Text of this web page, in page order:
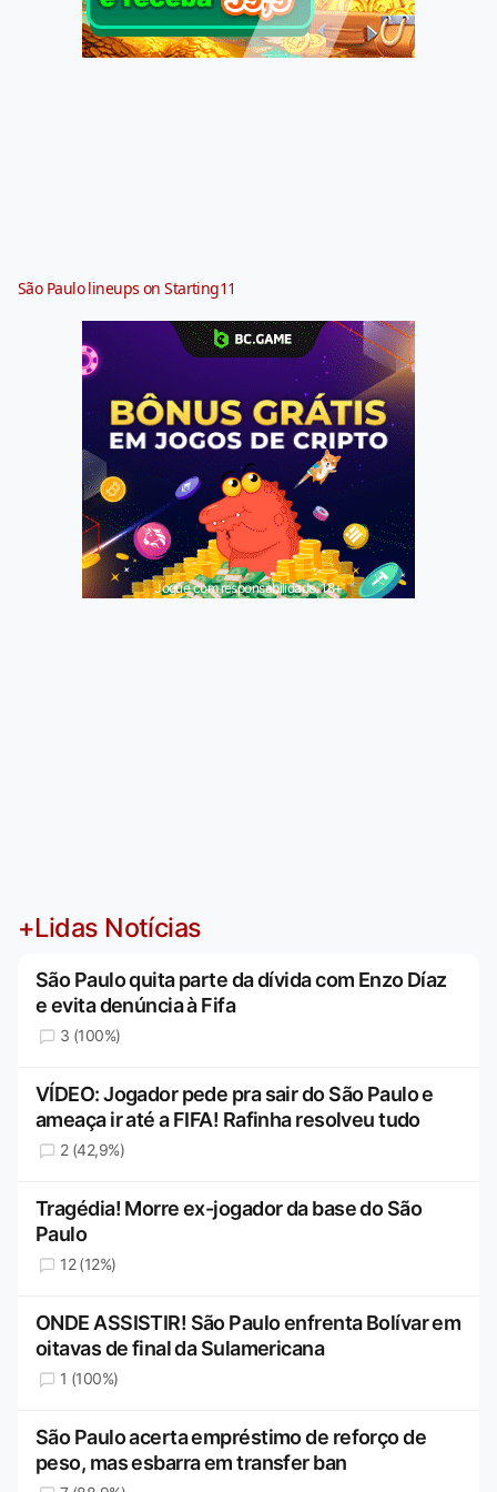
São Paulo lineups on Starting11
Jogue com responsabilidade. 18+
+Lidas Notícias
São Paulo quita parte da dívida com Enzo Díaz
e evita denúncia à Fifa
3 (100%)
VÍDEO: Jogador pede pra sair do São Paulo e
ameaça ir até a FIFA! Rafinha resolveu tudo
2 (42,9%)
Tragédia! Morre ex-jogador da base do São
Paulo
12 (12%)
ONDE ASSISTIR! São Paulo enfrenta Bolívar em
oitavas de final da Sulamericana
1 (100%)
São Paulo acerta empréstimo de reforço de
peso, mas esbarra em transfer ban